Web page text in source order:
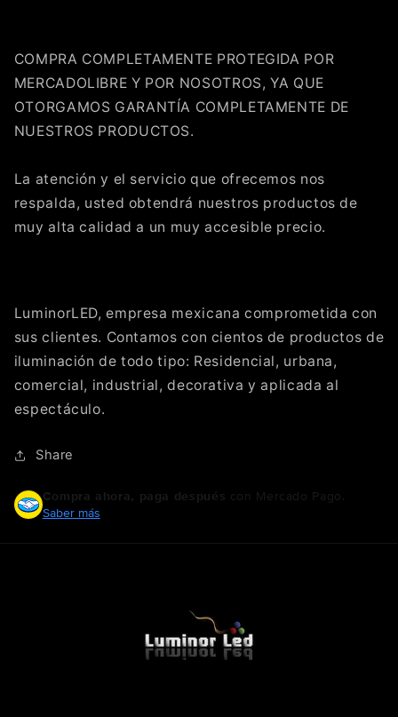
COMPRA COMPLETAMENTE PROTEGIDA POR
MERCADOLIBRE Y POR NOSOTROS, YA QUE
OTORGAMOS GARANTÍA COMPLETAMENTE DE
NUESTROS PRODUCTOS.
La atención y el servicio que ofrecemos nos
respalda, usted obtendrá nuestros productos de
muy alta calidad a un muy accesible precio.
LuminorLED, empresa mexicana comprometida con
sus clientes. Contamos con cientos de productos de
iluminación de todo tipo: Residencial, urbana,
comercial, industrial, decorativa y aplicada al
espectáculo.
Share
Compra ahora, paga después con Mercado Pago.
Saber más